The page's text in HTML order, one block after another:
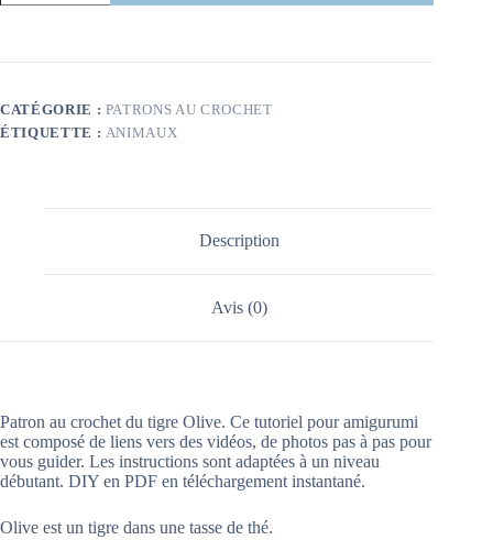
CATÉGORIE : PATRONS AU CROCHET
ÉTIQUETTE : ANIMAUX
Description
Avis (0)
Patron au crochet du tigre Olive. Ce tutoriel pour amigurumi
est composé de liens vers des vidéos, de photos pas à pas pour
vous guider. Les instructions sont adaptées à un niveau
débutant. DIY en PDF en téléchargement instantané.
Olive est un tigre dans une tasse de thé.